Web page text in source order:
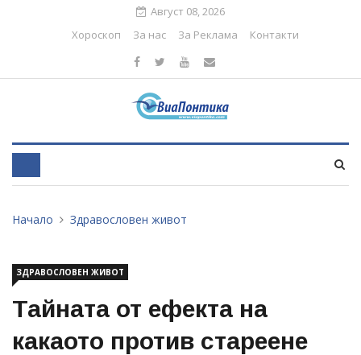
Август 08, 2026
Хороскоп
За нас За Реклама Контакти
Начало Здравословен живот
ЗДРАВОСЛОВЕН ЖИВОТ
Тайната от ефекта на
какаото против стареене